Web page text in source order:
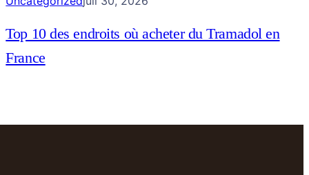
Top 10 des endroits où acheter du Tramadol en
France